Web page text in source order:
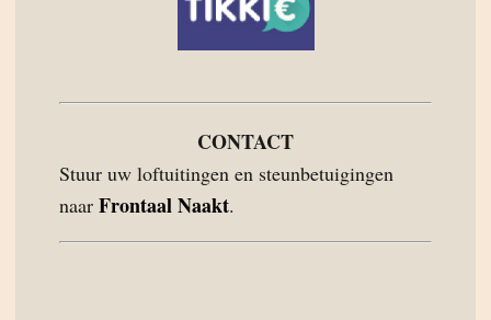
CONTACT
Stuur uw loftuitingen en steunbetuigingen
naar Frontaal Naakt.